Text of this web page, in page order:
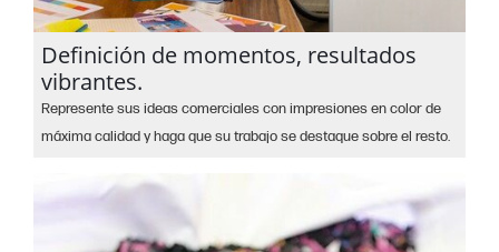
Definición de momentos, resultados
vibrantes.
Represente sus ideas comerciales con impresiones en color de
máxima calidad y haga que su trabajo se destaque sobre el resto.